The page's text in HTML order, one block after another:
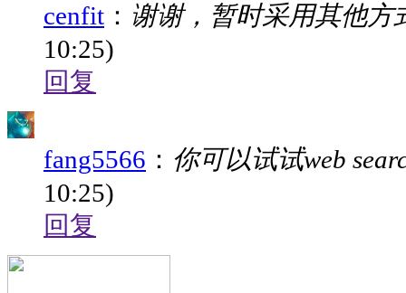
cenfit ： 谢谢，暂时采用其他
10:25)
回复
fang5566 ： 你可以试试web
10:25)
回复